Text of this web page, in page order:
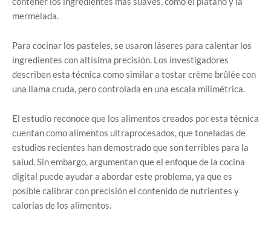
mermelada.
Para cocinar los pasteles, se usaron láseres para calentar los
ingredientes con altísima precisión. Los investigadores
describen esta técnica como similar a tostar crème brûlée con
una llama cruda, pero controlada en una escala milimétrica.
El estudio reconoce que los alimentos creados por esta técnica
cuentan como alimentos ultraprocesados, que toneladas de
estudios recientes han demostrado que son terribles para la
salud. Sin embargo, argumentan que el enfoque de la cocina
digital puede ayudar a abordar este problema, ya que es
posible calibrar con precisión el contenido de nutrientes y
calorías de los alimentos.